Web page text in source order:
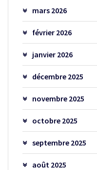
mars 2026
février 2026
janvier 2026
décembre 2025
novembre 2025
octobre 2025
septembre 2025
août 2025